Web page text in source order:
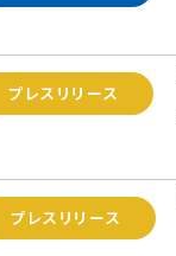
プレスリリース
プレスリリース